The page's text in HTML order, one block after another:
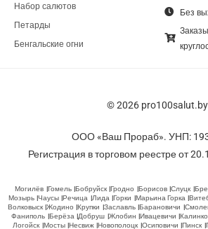
Набор салютов
Петарды
Бенгальские огни
Без
© 2026 pro100salut.by
ООО «Ваш Прораб». УНП:
Регистрация в торговом реестре от
Могилёв Гомель Бобруйск Гродно Борисов Слуцк
Мозырь Чаусы Речица Лида Горки Марьина Горка
Волковыск Жодино Крупки Заславль Барановичи
Фаниполь Берёза Добруш Жлобин Ивацевичи
Логойск Мосты Несвиж Новополоцк Осиповичи Пинск